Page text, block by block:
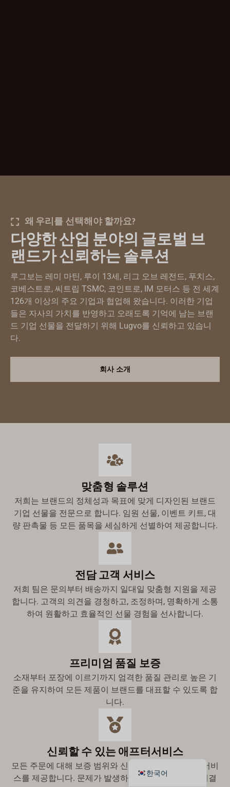
왜 우리를 선택해야 할까요?
다양한 산업 분야의 글로벌 브
랜드가 신뢰하는 솔루션
루그보는 레미 마틴, 루이 13세, 리그 오브 레전드, 푸치스,
코베스트로, 씨트립 TSMC, 코인트로, IM 모터스 등 전 세계
126개 이상의 주요 기업과 협업해 왔습니다. 이러한 기업
들은 자사의 가치를 반영하고 오래도록 기억에 남는 브랜
드 기업 선물을 전달하기 위해 Lugvo를 신뢰하고 있습니
다.
회사 소개
맞춤형 솔루션
저희는 브랜드의 정체성과 목표에 맞게 디자인된 브랜드
기업 선물을 전문으로 합니다. 임원 선물, 이벤트 키트, 대
량 판촉물 등 모든 품목을 세심하게 선별하여 제공합니다.
전담 고객 서비스
저희 팀은 문의부터 배송까지 일대일 맞춤형 지원을 제공
합니다. 고객의 의견을 경청하고, 조정하며, 명확하게 소통
하여 원활하고 효율적인 선물 경험을 선사합니다.
프리미엄 품질 보증
소재부터 포장에 이르기까지 엄격한 품질 관리로 높은 기
준을 유지하여 모든 제품이 브랜드를 대표할 수 있도록 합
니다.
신뢰할 수 있는 애프터서비스
모든 주문에 대해 보증 범위와 신뢰할 수 있는 애프터 서비
스를 제공합니다. 문제가 발생하면 신속하게 문제를 해결
한국어
English
Italiano
Deutsch
Svenska
Norsk bokmål
Dansk
Suomi
Română
Türkçe
Русский